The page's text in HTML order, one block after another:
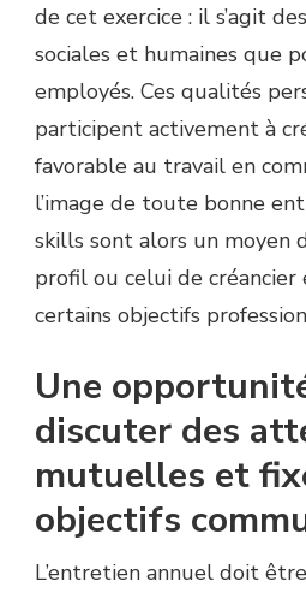
de cet exercice : il s’agit
sociales et humaines que
employés. Ces qualités
participent activement à
favorable au travail en
l’image de toute bonne
skills sont alors un moyen
profil ou celui de
certains objectifs
Une
discuter des
mutuelles et
objectifs
L’entretien annuel doit